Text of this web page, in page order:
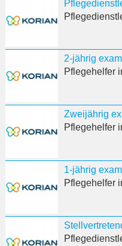
2-jährig
Pflegehelfer
Pflegehelfer
1-jährig
Pflegehelfer